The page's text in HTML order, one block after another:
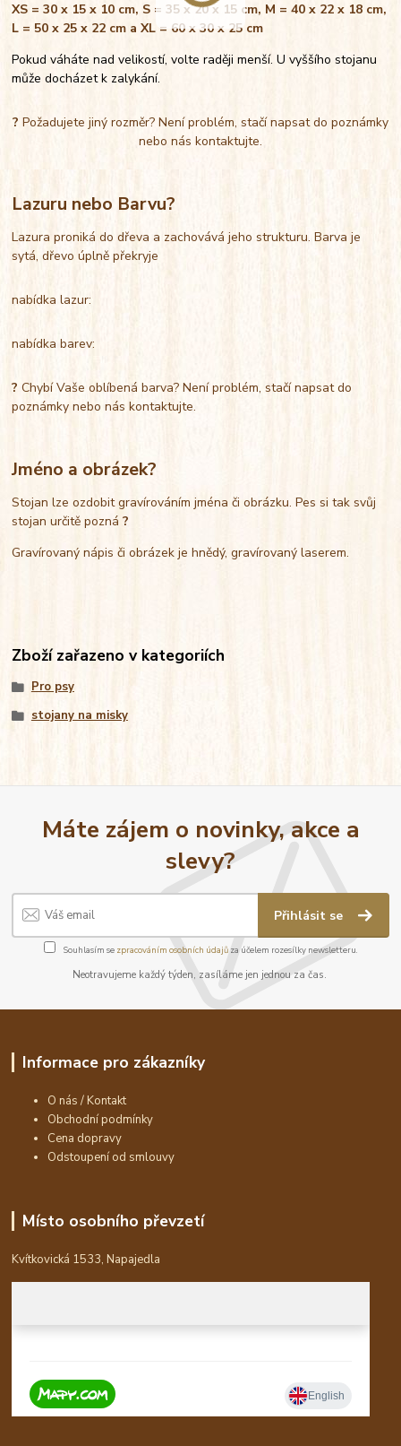
XS = 30 x 15 x 10 cm, S = 35 x 20 x 15 cm, M = 40 x 22 x 18 cm,
L = 50 x 25 x 22 cm a XL = 60 x 30 x 25 cm
Pokud váháte nad velikostí, volte raději menší. U vyššího stojanu
může docházet k zalykání.
? Požadujete jiný rozměr? Není problém, stačí napsat do poznámky
nebo nás kontaktujte.
Lazuru nebo Barvu?
Lazura proniká do dřeva a zachovává jeho strukturu. Barva je
sytá, dřevo úplně překryje
nabídka lazur:
nabídka barev:
?Chybí Vaše oblíbená barva? Není problém, stačí napsat do
poznámky nebo nás kontaktujte.
Jméno a obrázek?
Stojan lze ozdobit gravírováním jména či obrázku. Pes si tak svůj
stojan určitě pozná?
Gravírovaný nápis či obrázek je hnědý, gravírovaný laserem.
Zboží zařazeno v kategoriích
Pro psy
stojany na misky
Máte zájem o novinky, akce a
slevy?
Přihlásit se
Souhlasím se zpracováním osobních údajůza účelem rozesílky newsletteru.
Neotravujeme každý týden, zasíláme jen jednou za čas.
Informace pro zákazníky
O nás / Kontakt
Obchodní podmínky
Cena dopravy
Odstoupení od smlouvy
Místo osobního převzetí
Kvítkovická 1533, Napajedla